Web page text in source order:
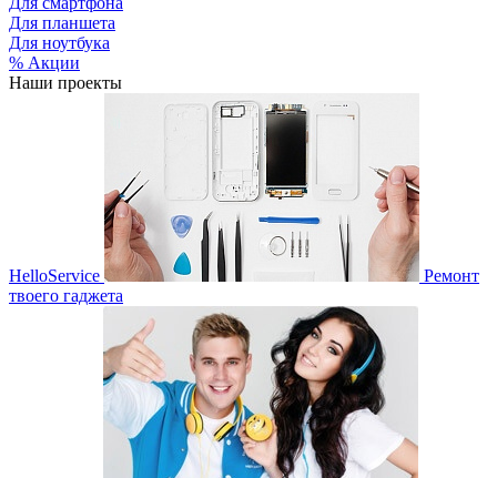
Для планшета
Для ноутбука
% Акции
Наши проекты
HelloService
Ремонт
твоего гаджета